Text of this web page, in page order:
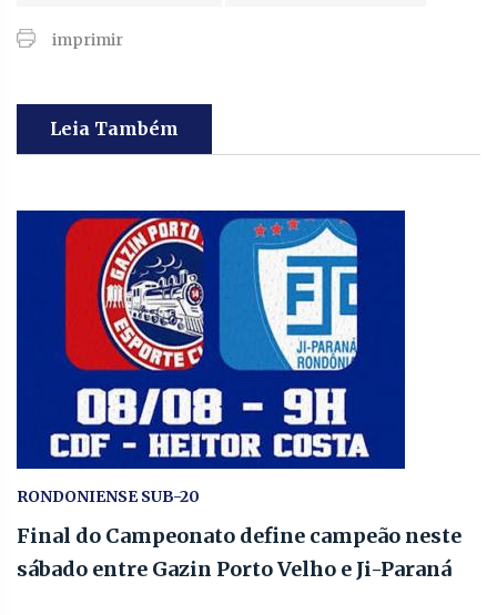
imprimir
Leia Também
RONDONIENSE SUB-20
Final do Campeonato define campeão neste
sábado entre Gazin Porto Velho e Ji-Paraná